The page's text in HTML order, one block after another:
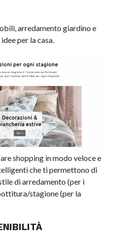
arredamento giardino e
per la casa.
shopping in modo veloce e
che ti permettono di
di arredamento (per i
stagione (per la